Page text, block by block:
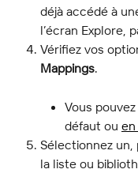
déjà accédé à
l’écran Explore,
Vérifiez vos
Mappings.
Vous
défaut ou
Sélectionnez
la liste ou